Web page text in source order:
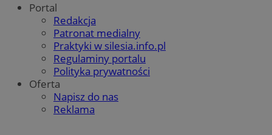
Portal
Redakcja
Patronat medialny
Praktyki w silesia.info.pl
Regulaminy portalu
Polityka prywatności
Oferta
Napisz do nas
Reklama